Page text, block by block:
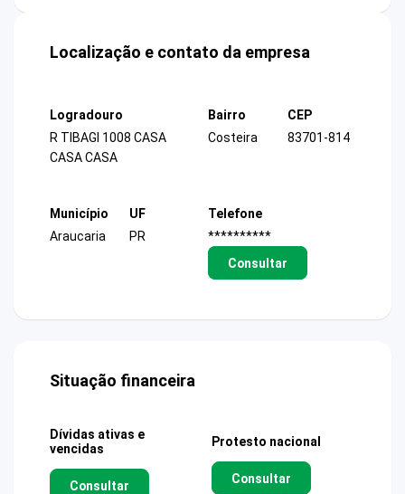
Localização e contato da empresa
Logradouro
R TIBAGI 1008 CASA
CASA CASA
Bairro
Costeira
CEP
83701-814
Município
Araucaria
UF
PR
Telefone
**********
Consultar
Situação financeira
Dívidas ativas e
vencidas
Consultar
Protesto nacional
Consultar